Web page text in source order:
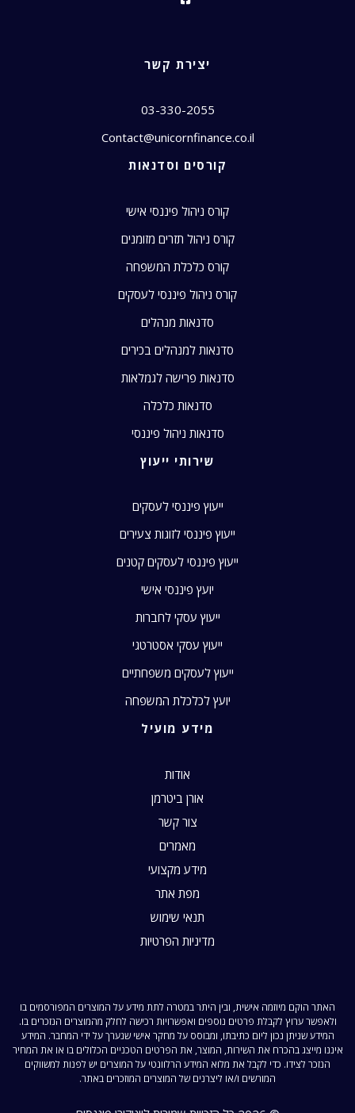
יצירת קשר
03-330-2055
Contact@unicornfinance.co.il
קורסים וסדנאות
קורס ניהול פיננסי אישי
קורס ניהול תזרים מזומנים
קורס כלכלת המשפחה
קורס ניהול פיננסי לעסקים
סדנאות מנהלים
סדנאות למנהלים בכירים
סדנאות פרישה לגמלאות
סדנאות כלכלה
סדנאות ניהול פיננסי
שירותי ייעוץ
ייעוץ פיננסי לעסקים
ייעוץ פיננסי לזוגות צעירים
ייעוץ פיננסי לעסקים קטנים
יועץ פיננסי אישי
ייעוץ עסקי לחברות
ייעוץ עסקי אסטרטגי
ייעוץ לעסקים משפחתיים
יועץ לכלכלת המשפחה
מידע מועיל
אודות
אורן ביטרמן
צור קשר
מאמרים
מידע מקצועי
מפת אתר
תנאי שימוש
מדיניות הפרטיות
האתר הוקם מיוזמה אישית, ובין היתר במטרה לתת מידע על המוצרים המפורסמים בו
ולאפשר ערוץ לקבלת פרטים נוספים ואפשרויות רכישה לחלק מהמוצרים הנזכרים בו.
המידע שניתן נכון ליום כתיבתו, ומבוסס על מחקר אישי שנערך על ידי המחבר. המידע
איננו מייצג בהכרח את השירות, המוצר, את הפרטים הטכניים הכלולים בו או את המחיר
הנזכר לצידו. כדי לקבל את מלוא המידע הרלוונטי על המוצרים יש לפנות למשווקים
המורשים ו/או ליצרנים של המוצרים המוזכרים באתר.